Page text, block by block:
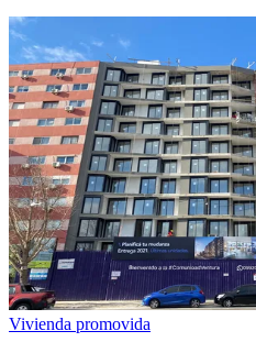
Vivienda promovida